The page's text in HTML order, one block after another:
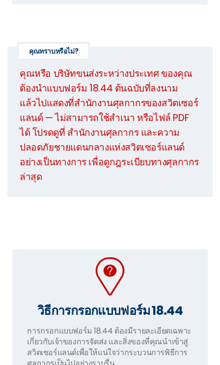
คุณทราบหรือไม่?
คุณหรือ บริษัทขนส่งระหว่างประเทศของคุณ
ต้องนำแบบฟอร์ม 18.44 ต้นฉบับที่ลงนาม
แล้วไปแสดงที่สำนักงานศุลกากรของสวิตเซอร์
แลนด์ — ไม่สามารถใช้สำเนา หรือไฟล์ PDF
ได้ โปรดดูที่ สำนักงานศุลกากร และความ
ปลอดภัยชายแดนกลางแห่งสวิตเซอร์แลนด์
อย่างเป็นทางการเพื่อดูกฎระเบียบทางศุลกากร
ล่าสุด
วิธีการกรอกแบบฟอร์ม 18.44
การกรอกแบบฟอร์ม 18.44 ต้องมีรายละเอียดเฉพาะ
เกี่ยวกับเจ้าของการจัดส่ง และสิ่งของที่คุณนำเข้าสู่
สวิตเซอร์แลนด์เพื่อให้แน่ใจว่ากระบวนการพิธีการ